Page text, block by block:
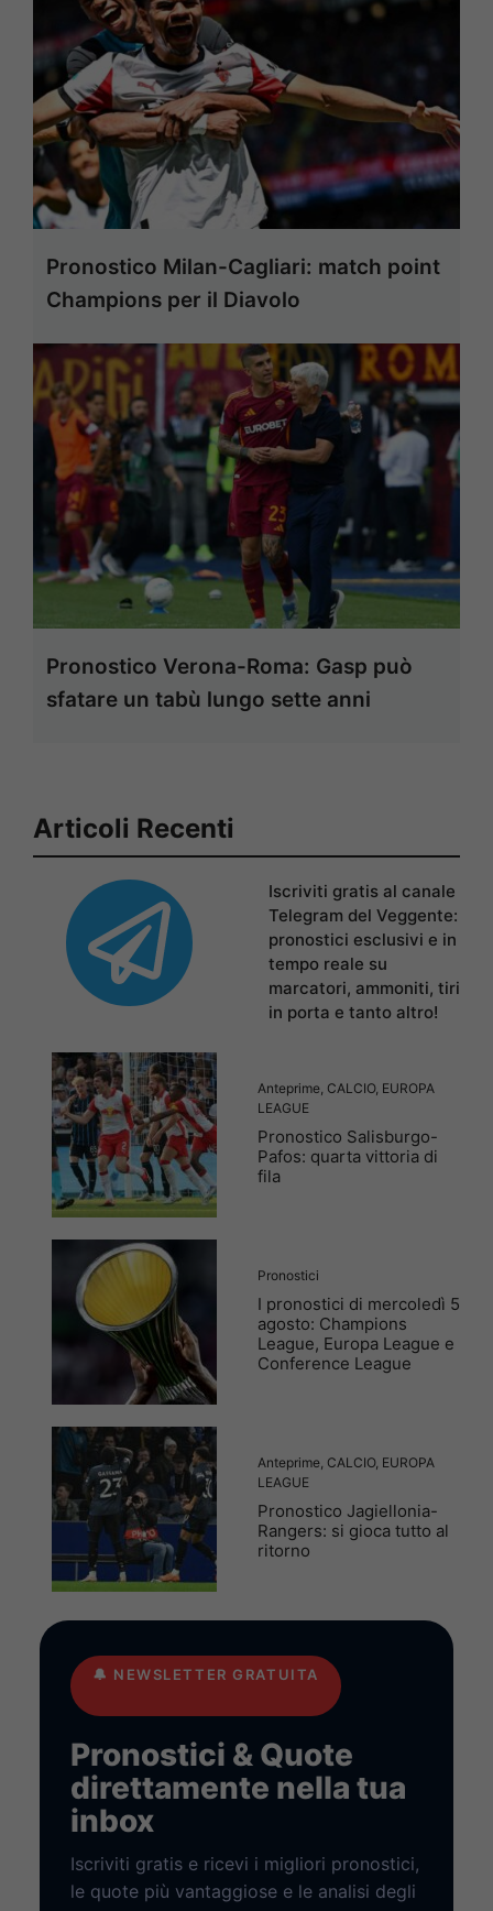
Pronostico Milan-Cagliari: match point
Champions per il Diavolo
Pronostico Verona-Roma: Gasp può
sfatare un tabù lungo sette anni
Articoli Recenti
Iscriviti gratis al canale
Telegram del Veggente:
pronostici esclusivi e in
tempo reale su
marcatori, ammoniti, tiri
in porta e tanto altro!
Anteprime CALCIO, EUROPA
LEAGUE
Pronostico Salisburgo-
Pafos: quarta vittoria di
fila
Pronostici
I pronostici di mercoledì 5
agosto: Champions
League, Europa League e
Conference League
Anteprime CALCIO, EUROPA
LEAGUE
Pronostico Jagiellonia-
Rangers: si gioca tutto al
ritorno
🔔 NEWSLETTER GRATUITA
Pronostici & Quote
direttamente nella tua
inbox
Iscriviti gratis e ricevi i migliori pronostici,
le quote più vantaggiose e le analisi degli